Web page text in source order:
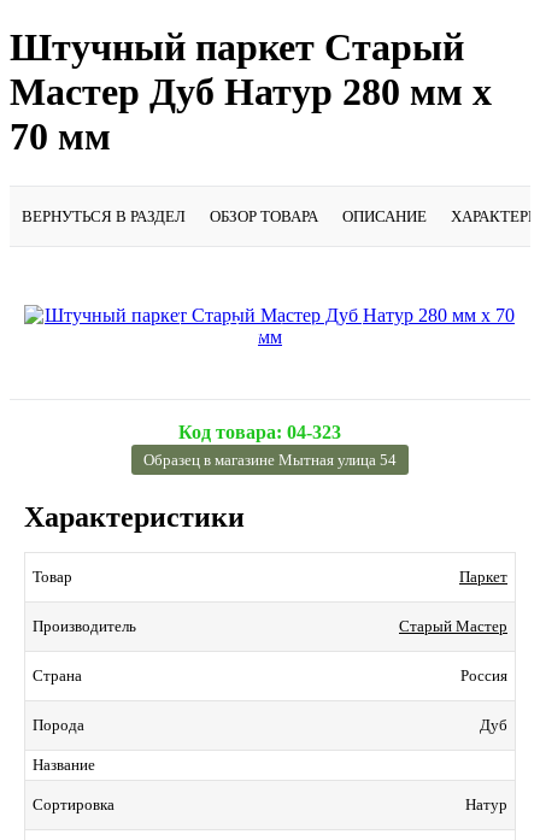
Штучный паркет Старый
Мастер Дуб Натур 280 мм х
70 мм
ВЕРНУТЬСЯ В РАЗДЕЛ ОБЗОР ТОВАРА ОПИСАНИЕ
Подробнее
Код товара: 04-323
Образец в магазине Мытная улица 54
Характеристики
Товар Паркет
Производитель Старый Мастер
Страна Россия
Порода Дуб
Название
Сортировка Натур